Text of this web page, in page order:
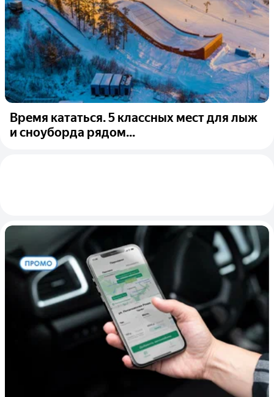
Время кататься. 5 классных мест для лыж
и сноуборда рядом...